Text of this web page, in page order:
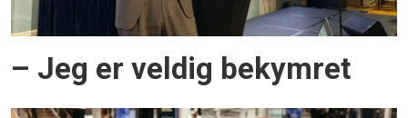
– Jeg er veldig bekymret